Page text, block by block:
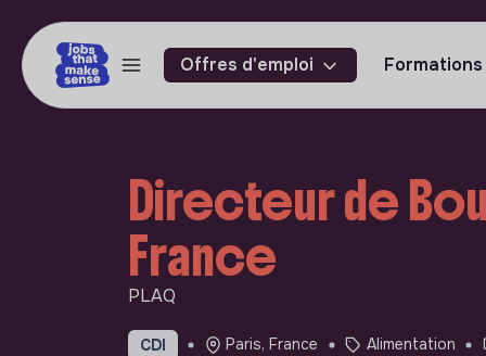
Offres d'emploi Formations
Directeur de
France
PLAQ
CDI Paris, France Alimentation